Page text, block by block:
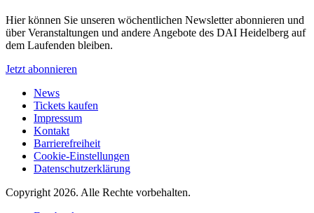
Hier können Sie unseren wöchentlichen Newsletter abonnieren und
über Veranstaltungen und andere Angebote des DAI Heidelberg auf
dem Laufenden bleiben.
Jetzt abonnieren
News
Tickets kaufen
Impressum
Kontakt
Barrierefreiheit
Cookie-Einstellungen
Datenschutzerklärung
Copyright 2026. Alle Rechte vorbehalten.